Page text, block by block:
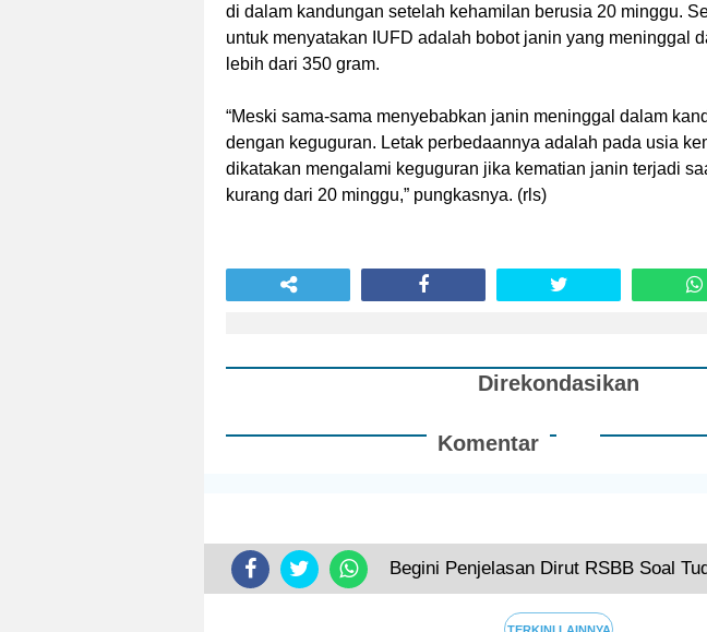
di dalam kandungan setelah kehamilan berusia 20 minggu.
untuk menyatakan IUFD adalah bobot janin yang meninggal
lebih dari 350 gram.
“Meski sama-sama menyebabkan janin meninggal dalam
dengan keguguran. Letak perbedaannya adalah pada usia
dikatakan mengalami keguguran jika kematian janin terjadi
kurang dari 20 minggu,” pungkasnya. (rls)
Direkondasikan
Komentar
Begini Penjelasan Dirut RSBB Soal
Terkini
TERKINI LAINNYA